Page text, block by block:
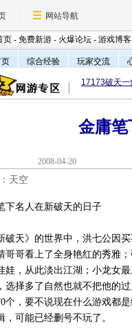
网站导航
页 - 免费新游 - 火爆论坛 - 游戏博客
综合经验 玩家交流
17173破天一
金庸笔
2008-04-
天空
下名人在新破天的日子
破天》的世界中，洪七公因
哥哥看上了全身艳红的秀雅
娃，从此淡出江湖；小龙女
选择多了自然也就不把他的
个，要不说现在什么游戏都
，可能已经删号不玩了。